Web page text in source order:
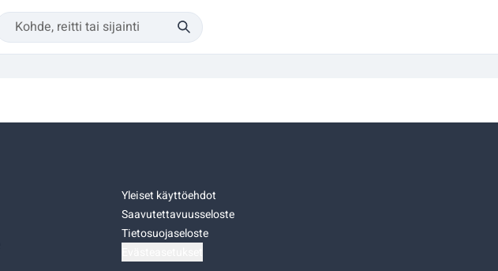
Yleiset käyttöehdot
Saavutettavuusseloste
Tietosuojaseloste